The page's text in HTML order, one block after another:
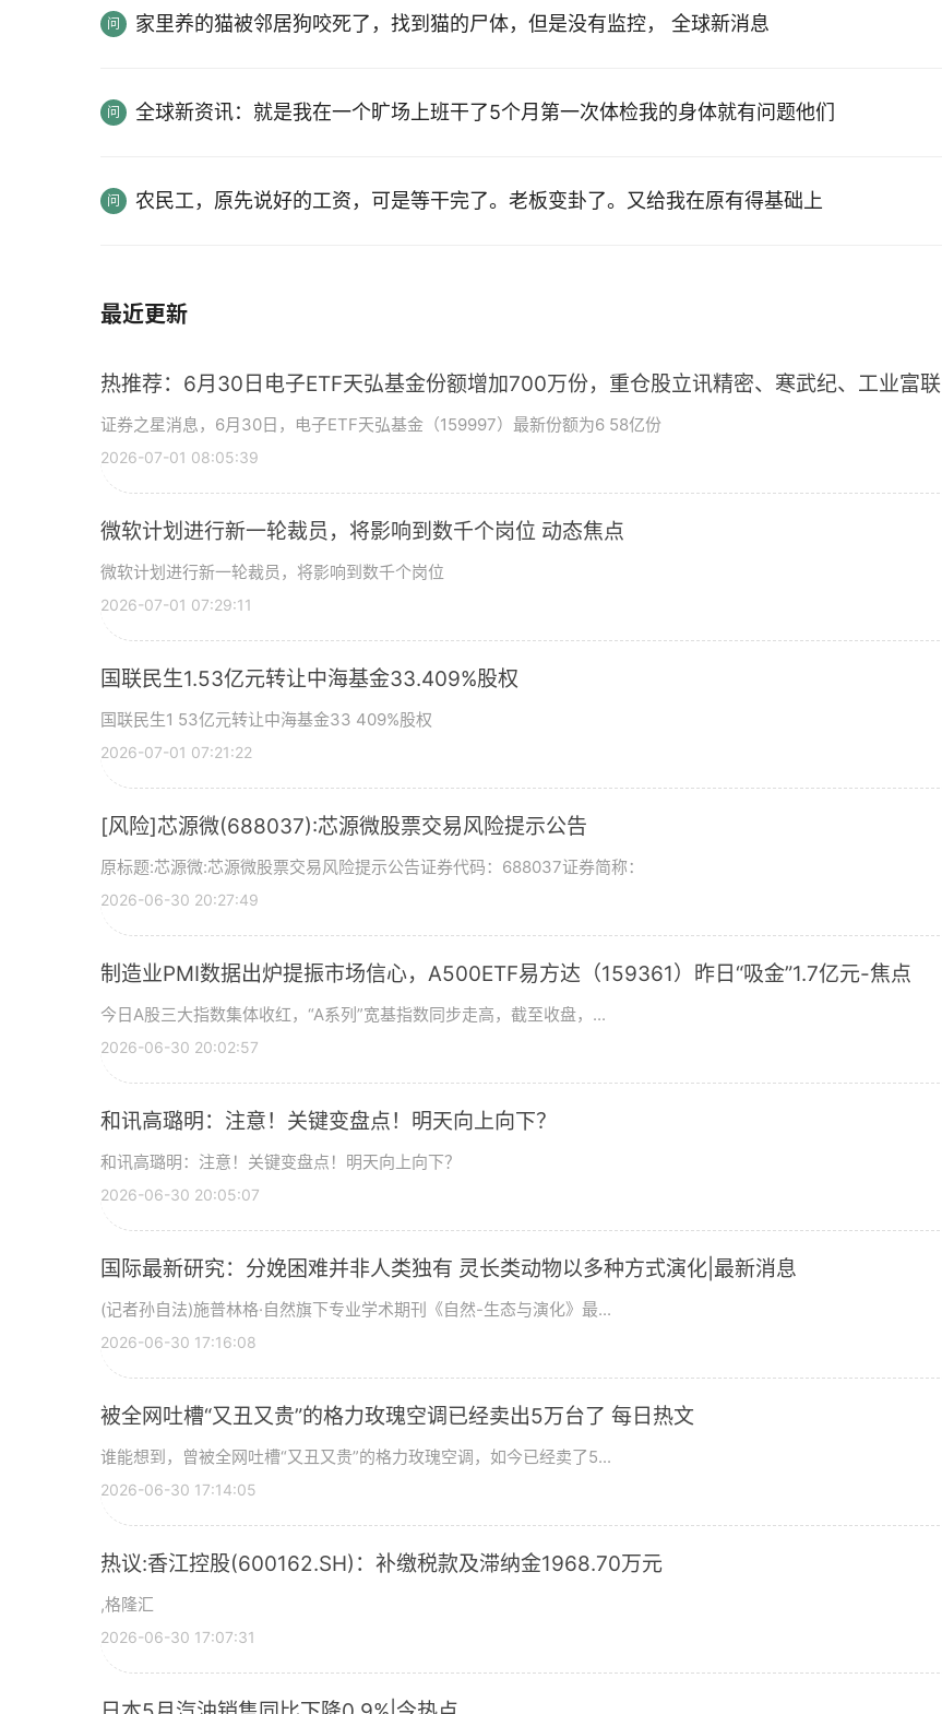
家里养的猫被邻居狗咬死了，找到猫的尸体，但是没有监控， 全球新消息
全球新资讯：就是我在一个旷场上班干了5个月第一次体检我的身体就有问题他们
农民工，原先说好的工资，可是等干完了。老板变卦了。又给我在原有得基础上
最近更新
热推荐：6月30日电子ETF天弘基金份额增加700万份，重仓股立讯精密、寒武纪、工业富联
证券之星消息，6月30日，电子ETF天弘基金（159997）最新份额为6 58亿份
2026-07-01 08:05:39
微软计划进行新一轮裁员，将影响到数千个岗位 动态焦点
微软计划进行新一轮裁员，将影响到数千个岗位
2026-07-01 07:29:11
国联民生1.53亿元转让中海基金33.409%股权
国联民生1 53亿元转让中海基金33 409%股权
2026-07-01 07:21:22
[风险]芯源微(688037):芯源微股票交易风险提示公告
原标题:芯源微:芯源微股票交易风险提示公告证券代码：688037证券简称：
2026-06-30 20:27:49
制造业PMI数据出炉提振市场信心，A500ETF易方达（159361）昨日“吸金”1.7亿元-焦点
今日A股三大指数集体收红，“A系列”宽基指数同步走高，截至收盘，...
2026-06-30 20:02:57
和讯高璐明：注意！关键变盘点！明天向上向下？
和讯高璐明：注意！关键变盘点！明天向上向下？
2026-06-30 20:05:07
国际最新研究：分娩困难并非人类独有 灵长类动物以多种方式演化|最新消息
(记者孙自法)施普林格·自然旗下专业学术期刊《自然-生态与演化》最...
2026-06-30 17:16:08
被全网吐槽“又丑又贵”的格力玫瑰空调已经卖出5万台了 每日热文
谁能想到，曾被全网吐槽“又丑又贵”的格力玫瑰空调，如今已经卖了5...
2026-06-30 17:14:05
热议:香江控股(600162.SH)：补缴税款及滞纳金1968.70万元
,格隆汇
2026-06-30 17:07:31